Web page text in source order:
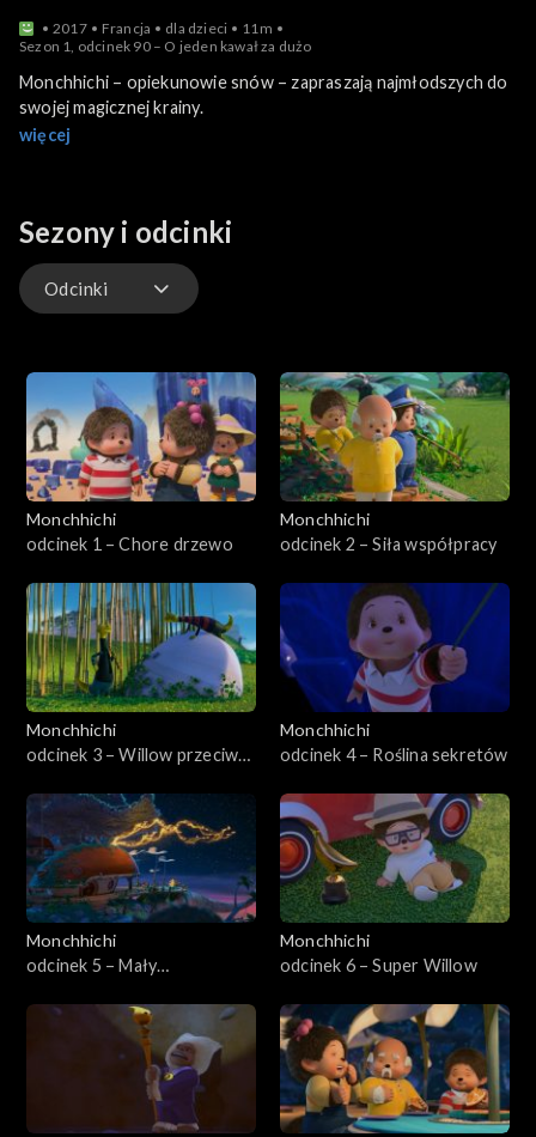
2017 Francja dla dzieci
11m
Sezon 1, odcinek 90 – O jeden kawał za dużo
Monchhichi – opiekunowie snów – zapraszają najmłodszych do
swojej magicznej krainy.
więcej
Sezony i odcinki
Odcinki
Monchhichi
odcinek 1 – Chore drzewo
Monchhichi
odcinek 2 – Siła współpracy
Monchhichi
odcinek 3 – Willow przeciw
Monchhichi
odcinek 4 – Roślina sekretów
Monchhichi
odcinek 5 – Mały
Monchhichi
odcinek 6 – Super Willow